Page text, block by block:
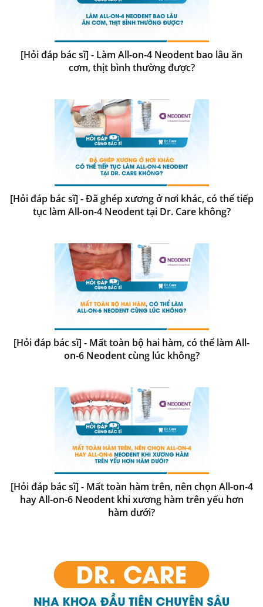
[Hỏi đáp bác sĩ] - Làm All-on-4 Neodent bao lâu ăn
cơm, thịt bình thường được?
[Hỏi đáp bác sĩ] - Đã ghép xương ở nơi khác, có thể tiếp
tục làm All-on-4 Neodent tại Dr. Care không?
[Hỏi đáp bác sĩ] - Mất toàn bộ hai hàm, có thể làm All-
on-6 Neodent cùng lúc không?
[Hỏi đáp bác sĩ] - Mất toàn hàm trên, nên chọn All-on-4
hay All-on-6 Neodent khi xương hàm trên yếu hơn
hàm dưới?